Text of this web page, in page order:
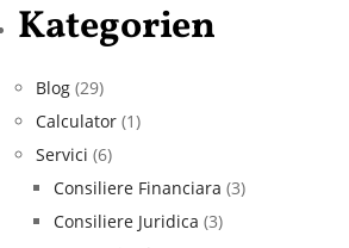
Kategorien
Blog (29)
Calculator (1)
Servici (6)
Consiliere Financiara (3)
Consiliere Juridica (3)